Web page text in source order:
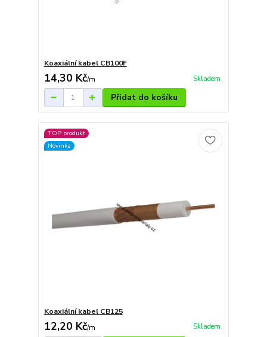
Koaxiální kabel CB100F
14,30 Kč/m Skladem
Přidat do košíku
TOP produkt
Novinka
Koaxiální kabel CB125
12,20 Kč/m Skladem